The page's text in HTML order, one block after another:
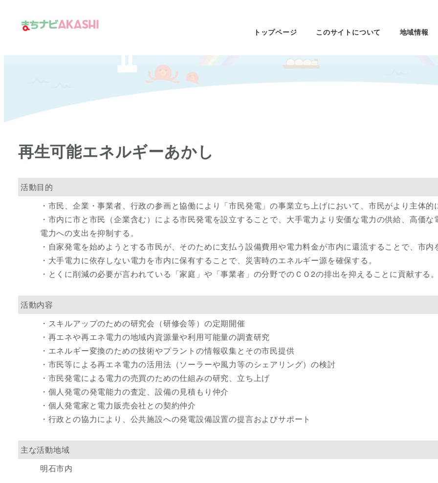
へ
トップページ このサイトについて 地域情報
再生可能エネルギーあかし
活動目的
・市民、企業・事業者、行政の参画と協働により「市民発電」の事業立ち上げにおいて、市民がより主体的
・市内に市と市民（企業含む）による市民発電を設立することで、大手電力より安価な電力の供給、高価
電力への支出を抑制する。
・自家発電を始めようとする市民が、そのために支払う設備費用や電力料金が市内に還流することで、市内
・大手電力に依存しない電力を市内に保有することで、災害時のエネルギー源を確保する。
・とくに削減の必要が言われている「家庭」や「事業者」の分野でのＣＯ2の排出を抑えることに貢献する。
活動内容
・スキルアップのための研究会（研修会等）の定期開催
・再エネや再エネ電力の地域内資源量や利用可能量の調査研究
・エネルギー変換のための技術やプラントの情報収集とその市民提供
・市民等による再エネ電力の活用法（ソーラーや風力等のシェアリング）の検討
・市民発電による電力の売買のための仕組みの研究、立ち上げ
・個人発電の発電能力の査定、設備の見積もり仲介
・個人発電家と電力販売会社との契約仲介
・行政との協力により、公共施設への発電設備設置の提言およびサポート
主な活動地域
明石市内